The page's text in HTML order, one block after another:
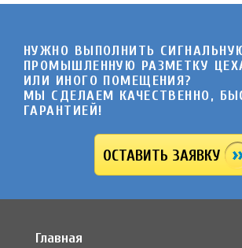
НУЖНО ВЫПОЛНИТЬ
ПРОМЫШЛЕННУЮ РАЗМЕТКУ
ИЛИ ИНОГО ПОМЕЩЕНИЯ?
МЫ СДЕЛАЕМ КАЧЕСТВЕННО,
ГАРАНТИЕЙ!
ОСТАВИТЬ ЗАЯВКУ
Главная